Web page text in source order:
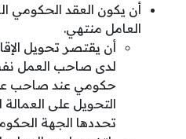
أن يكون العقد الحكومي
العامل منتهي.
أن يقتصر تحويل
لدى صاحب العمل
حكومي عند صاحب
التحويل على
تحددها الجهة